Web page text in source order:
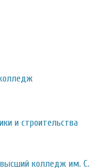
и строительства
высший колледж им. С.